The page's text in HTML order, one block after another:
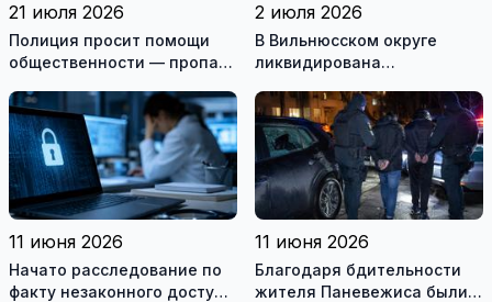
21 июля 2026
Полиция просит помощи
общественности — пропал
района
2 июля 2026
В Вильнюсском округе
ликвидирована
группа
11 июня 2026
Начато расследование по
факту незаконного доступа
11 июня 2026
Благодаря бдительности
жителя Паневежиса были